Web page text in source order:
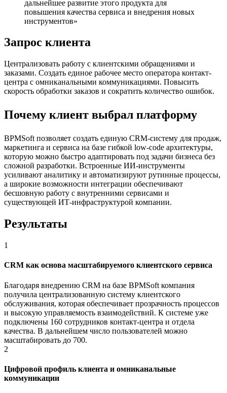
дальнейшее развитие этого продукта для
повышения качества сервиса и внедрения новых
инструментов
Запрос клиента
Централизовать работу с клиентскими обращениями и
заказами. Создать единое рабочее место оператора контакт-
центра с омниканальными коммуникациями. Повысить
скорость обработки заказов и сократить количество ошибок.
Почему клиент выбрал платформу
BPMSoft позволяет создать единую CRM-систему для продаж,
маркетинга и сервиса на базе гибкой low-code архитектуры,
которую можно быстро адаптировать под задачи бизнеса без
сложной разработки. Встроенные ИИ-инструменты
усиливают аналитику и автоматизируют рутинные процессы,
а широкие возможности интеграции обеспечивают
бесшовную работу с внутренними сервисами и
существующей ИТ-инфраструктурой компании.
Результаты
1
CRM как основа масштабируемого клиентского сервиса
Благодаря внедрению CRM на базе BPMSoft компания
получила централизованную систему клиентского
обслуживания, которая обеспечивает прозрачность процессов
и высокую управляемость взаимодействий. К системе уже
подключены 160 сотрудников контакт-центра и отдела
качества. В дальнейшем число пользователей можно
масштабировать до 700.
2
Цифровой профиль клиента и омниканальные
коммуникации